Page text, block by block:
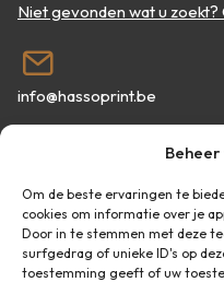
Om de beste ervaringen te
cookies om informatie over je
Door in te stemmen met deze
surfgedrag of unieke ID's op
toestemming geeft of uw
Niet gevonden wat u
info@hassoprint.be
Kuringersteenweg 295,